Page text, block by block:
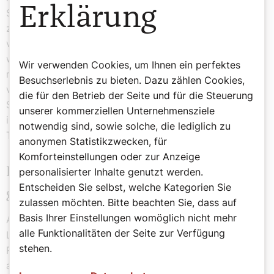
Schluss kommen wir alle zu einem Austausch
zusammen“, so Elisabeth Lederer. Da gehe es dann sehr
viel um Brauchtum, um Traditionen und wie sie gelebt
werden – länderspezifisch, aber eben auch
religionsspezifisch. „Wir arbeiten dabei mit
verschiedenen Elementen – mit Spielen, mit
Stilleübungen, mit verschiedenen Stationen. Für mich ist
immer wieder spannend, wie sehr man selbst in die
Themenwelten eintaucht.“
Religionsunterricht: Wahrhaftig und
glaubwürdig
Alle Themen, die behandelt werden, finden sich in den
Lehrplänen der mitarbeitenden Konfessionen und
Religionen. „Wir machen es uns nicht einfach, lassen
auch nichts weg – die Gewichtung der Themen liegt
Erklärung
Wir verwenden Cookies, um Ihnen ein perfektes
Besuchserlebnis zu bieten. Dazu zählen Cookies,
die für den Betrieb der Seite und für die Steuerung
unserer kommerziellen Unternehmensziele
notwendig sind, sowie solche, die lediglich zu
anonymen Statistikzwecken, für
Komforteinstellungen oder zur Anzeige
personalisierter Inhalte genutzt werden.
Entscheiden Sie selbst, welche Kategorien Sie
zulassen möchten. Bitte beachten Sie, dass auf
Basis Ihrer Einstellungen womöglich nicht mehr
alle Funktionalitäten der Seite zur Verfügung
stehen.